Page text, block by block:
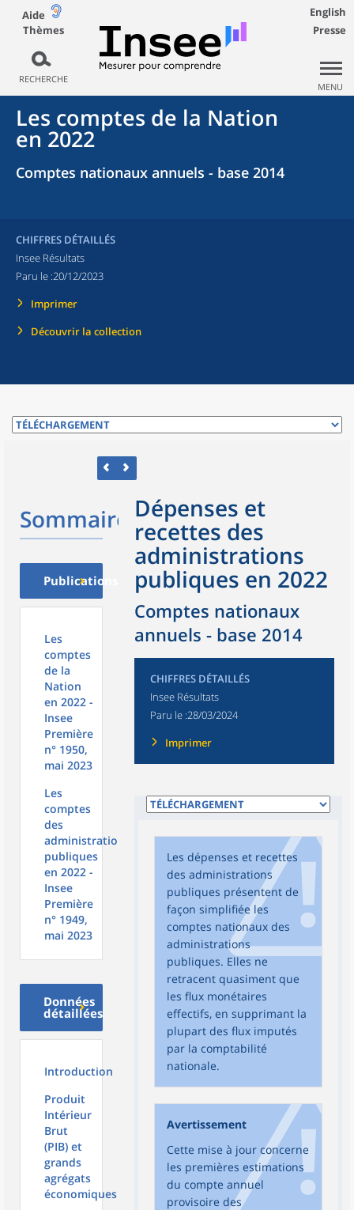
Aide
Thèmes
RECHERCHE
English
Presse
MENU
Les comptes de la Nation
en 2022
Comptes nationaux annuels - base 2014
CHIFFRES DÉTAILLÉS
Insee Résultats
Paru le :20/12/2023
Imprimer
Découvrir la collection
Sommaire
Publications
Les
comptes
de la
Nation
en 2022 -
Insee
Première
n° 1950,
mai 2023
Les
comptes
des
administrations
publiques
en 2022 -
Insee
Première
n° 1949,
mai 2023
Données
détaillées
Introduction
Produit
Intérieur
Brut
(PIB) et
grands
agrégats
économiques
Dépenses et
recettes des
administrations
publiques en 2022
Comptes nationaux
annuels - base 2014
CHIFFRES DÉTAILLÉS
Insee Résultats
Paru le :28/03/2024
Imprimer
Les dépenses et recettes
des administrations
publiques présentent de
façon simplifiée les
comptes nationaux des
administrations
publiques. Elles ne
retracent quasiment que
les flux monétaires
effectifs, en supprimant la
plupart des flux imputés
par la comptabilité
nationale.
Avertissement
Cette mise à jour concerne
les premières estimations
du compte annuel
provisoire des